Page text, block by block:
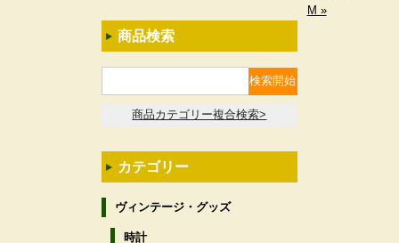
M »
商品検索
商品カテゴリー複合検索>
カテゴリー
ヴィンテージ・グッズ
時計